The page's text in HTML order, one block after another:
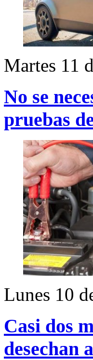
Martes 11
No se
pruebas
Lunes 10
Casi dos
desechan